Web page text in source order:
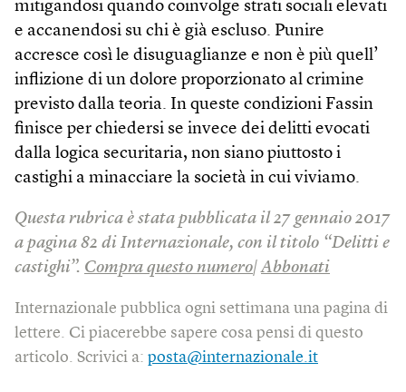
mitigandosi quando coinvolge strati sociali elevati
e accanendosi su chi è già escluso. Punire
accresce così le disuguaglianze e non è più quell’
inflizione di un dolore proporzionato al crimine
previsto dalla teoria. In queste condizioni Fassin
finisce per chiedersi se invece dei delitti evocati
dalla logica securitaria, non siano piuttosto i
castighi a minacciare la società in cui viviamo.
Questa rubrica è stata pubblicata il 27 gennaio 2017
a pagina 82 di Internazionale, con il titolo “Delitti e
castighi”. Compra questo numero| Abbonati
Internazionale pubblica ogni settimana una pagina di
lettere. Ci piacerebbe sapere cosa pensi di questo
articolo. Scrivici a: posta@internazionale.it